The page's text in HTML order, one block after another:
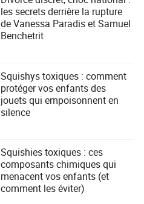
les secrets derrière la rupture
de Vanessa Paradis et Samuel
Benchetrit
Squishys toxiques : comment
protéger vos enfants des
jouets qui empoisonnent en
silence
Squishies toxiques : ces
composants chimiques qui
menacent vos enfants (et
comment les éviter)